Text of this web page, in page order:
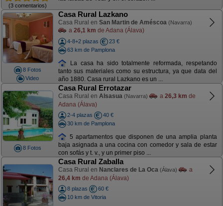
(3 comentarios)
8 Fotos
Video
Casa Rural Lazkano
Casa Rural en San Martin de Améscoa (Navarra)
a 26,1 km de Adana (Álava)
4-8+2 plazas
23 €
63 km de Pamplona
La casa ha sido totalmente reformada, respetando
tanto sus materiales como su estructura, ya que data del
año 1880. Casa rural Lazkano es un ...
8 Fotos
Casa Rural Errotazar
Casa Rural en Alsasua (Navarra) a 26,3 km de
Adana (Álava)
2-4 plazas
40 €
30 km de Pamplona
5 apartamentos que disponen de una amplia planta
baja asignada a una cocina con comedor y sala de estar
con sofás y t. v., y un primer piso ...
Casa Rural Zaballa
Casa Rural en Nanclares de La Oca (Álava)
a
26,4 km de Adana (Álava)
8 plazas
60 €
10 km de Vitoria